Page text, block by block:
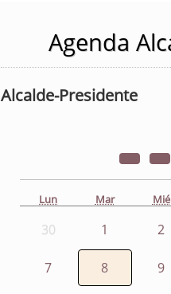
Agenda
Alcalde-Presidente
Lun Mar Mié
30 1 2
7 8 9